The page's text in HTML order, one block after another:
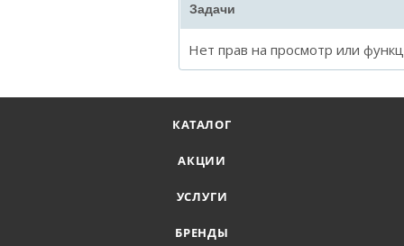
Задачи
Нет прав на просмотр или
КАТАЛОГ
АКЦИИ
УСЛУГИ
БРЕНДЫ